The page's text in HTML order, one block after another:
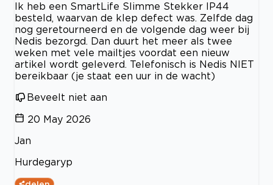
Ik heb een SmartLife Slimme Stekker IP44
besteld, waarvan de klep defect was. Zelfde dag
nog geretourneerd en de volgende dag weer bij
Nedis bezorgd. Dan duurt het meer als twee
weken met vele mailtjes voordat een nieuw
artikel wordt geleverd. Telefonisch is Nedis NIET
bereikbaar (je staat een uur in de wacht)
Beveelt niet aan
20 May 2026
Jan
Hurdegaryp